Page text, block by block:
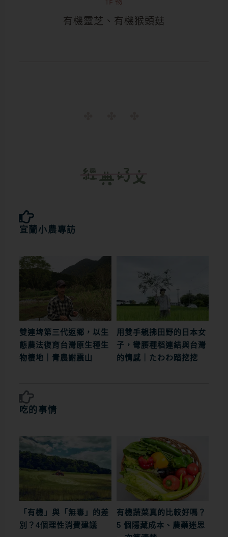
有機靈芝、有機猴頭菇
宜蘭小農專訪
雙連埤第三代返鄉，以生
態農法復育台灣原生種生
物棲地｜青農謝震山
用雙手親拂田野的日本女
子，彎腰種稻連結與台灣
的情感｜たわわ踏挖挖
吃的事情
「有機」與「無毒」的差
別？4個理性消費建議
有機蔬菜真的比較好嗎？
5 個隱藏成本、農藥迷思